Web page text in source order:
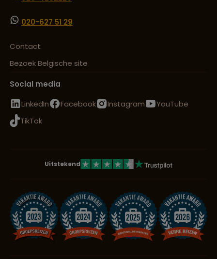
Lees meer over Ubud Monkey
020-627 51 29
Contact
Bezoek Belgische site
Social media
LinkedIn
Facebook Instagram
YouTube
TikTok
Uitstekend